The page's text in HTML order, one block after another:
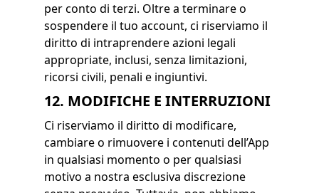
per conto di terzi. Oltre a terminare o
sospendere il tuo account, ci riserviamo il
diritto di intraprendere azioni legali
appropriate, inclusi, senza limitazioni,
ricorsi civili, penali e ingiuntivi.
12. MODIFICHE E INTERRUZIONI
Ci riserviamo il diritto di modificare,
cambiare o rimuovere i contenuti dell’App
in qualsiasi momento o per qualsiasi
motivo a nostra esclusiva discrezione